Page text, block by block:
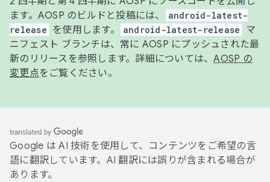
ます。AOSP のビルドと投稿には、
android-latest-
release
を使用します。 android-latest-release
マ
ニフェスト ブランチは、常に AOSP にプッシュされた最
新のリリースを参照します。詳細については、AOSP の
変更点をご覧ください。
Google は AI 技術を使用して、コンテンツをご希望の言
語に翻訳しています。AI 翻訳には誤りが含まれる場合が
あります。